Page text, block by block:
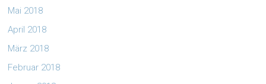
Mai 2018
April 2018
März 2018
Februar 2018